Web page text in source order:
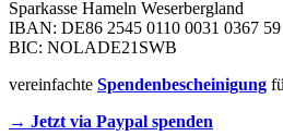
Sparkasse Hameln Weserbergland
IBAN: DE86 2545 0110 0031 0367 59
BIC: NOLADE21SWB
vereinfachte Spendenbescheinigung
→ Jetzt via Paypal spenden